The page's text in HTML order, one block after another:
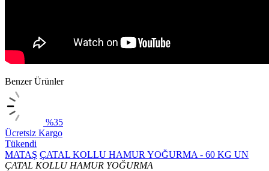
Benzer Ürünler
%35
Ücretsiz Kargo
Tükendi
MATAŞ ÇATAL KOLLU HAMUR YOĞURMA - 60 KG UN
ÇATAL KOLLU HAMUR YOĞURMA